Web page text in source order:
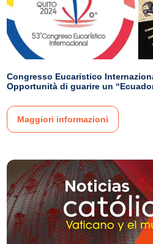
Congresso Eucaristico
Opportunità di guarire un
Maggiori informazioni